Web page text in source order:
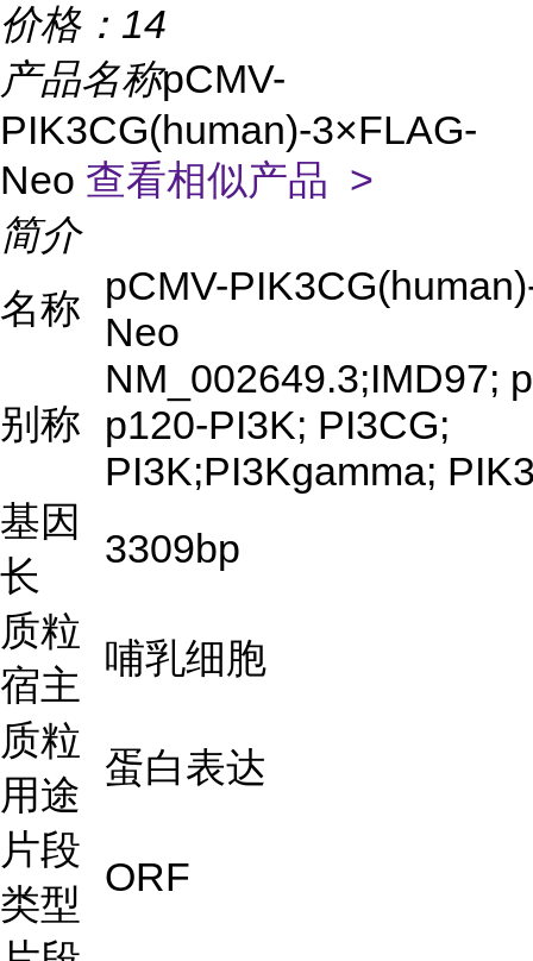
价格： 14
产品名称pCMV-
PIK3CG(human)-3×FLAG-
Neo 查看相似产品 >
简介
名称
pCMV-
Neo
别称
NM_002649.3;IMD97;
p120-PI3K; PI3CG;
PI3K;PI3Kgamma;
基因
长
3309bp
质粒
宿主
哺乳细胞
质粒
用途
蛋白表达
片段
类型
ORF